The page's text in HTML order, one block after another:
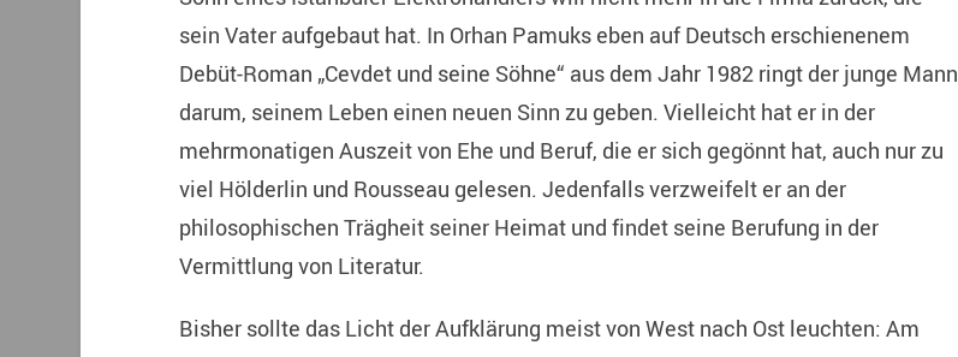
sein Vater aufgebaut hat. In Orhan Pamuks eben auf Deutsch erschienenem
Debüt-Roman „Cevdet und seine Söhne“ aus dem Jahr 1982 ringt der junge Mann
darum, seinem Leben einen neuen Sinn zu geben. Vielleicht hat er in der
mehrmonatigen Auszeit von Ehe und Beruf, die er sich gegönnt hat, auch nur zu
viel Hölderlin und Rousseau gelesen. Jedenfalls verzweifelt er an der
philosophischen Trägheit seiner Heimat und findet seine Berufung in der
Vermittlung von Literatur.
Bisher sollte das Licht der Aufklärung meist von West nach Ost leuchten: Am